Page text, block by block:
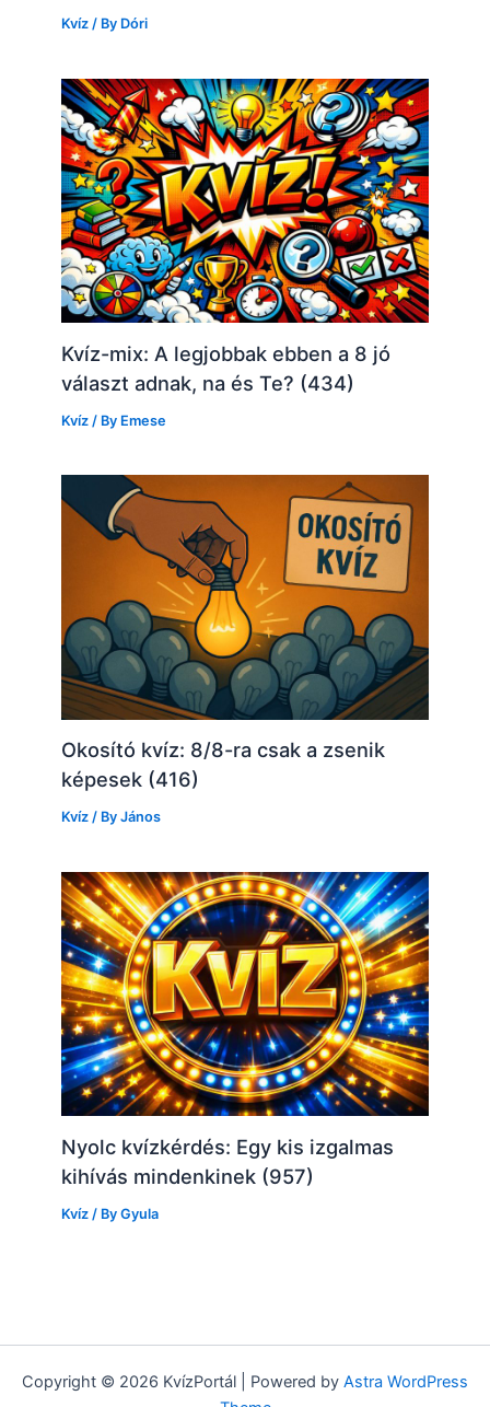
Kvíz / By Dóri
Kvíz-mix: A legjobbak ebben a 8 jó
választ adnak, na és Te? (434)
Kvíz / By Emese
Okosító kvíz: 8/8-ra csak a zsenik
képesek (416)
Kvíz / ByJános
Nyolc kvízkérdés: Egy kis izgalmas
kihívás mindenkinek (957)
Kvíz / ByGyula
Copyright © 2026 KvízPortál | Powered by Astra WordPress